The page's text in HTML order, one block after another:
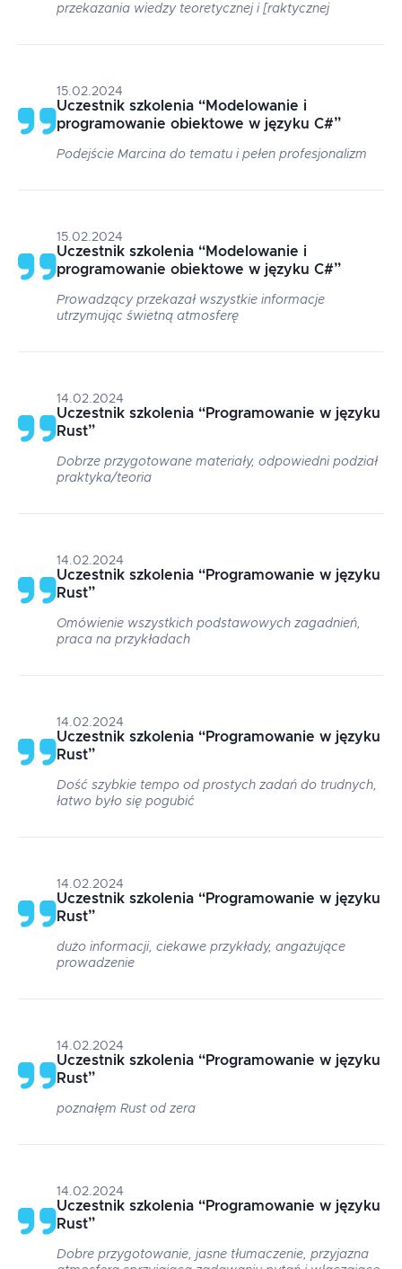
przekazania wiedzy teoretycznej i [raktycznej
15.02.2024
Uczestnik szkolenia “Modelowanie i
programowanie obiektowe w języku C#”
Podejście Marcina do tematu i pełen profesjonalizm
15.02.2024
Uczestnik szkolenia “Modelowanie i
programowanie obiektowe w języku C#”
Prowadzący przekazał wszystkie informacje
utrzymując świetną atmosferę
14.02.2024
Uczestnik szkolenia “Programowanie w języku
Rust”
Dobrze przygotowane materiały, odpowiedni podział
praktyka/teoria
14.02.2024
Uczestnik szkolenia “Programowanie w języku
Rust”
Omówienie wszystkich podstawowych zagadnień,
praca na przykładach
14.02.2024
Uczestnik szkolenia “Programowanie w języku
Rust”
Dość szybkie tempo od prostych zadań do trudnych,
łatwo było się pogubić
14.02.2024
Uczestnik szkolenia “Programowanie w języku
Rust”
dużo informacji, ciekawe przykłady, angażujące
prowadzenie
14.02.2024
Uczestnik szkolenia “Programowanie w języku
Rust”
poznałęm Rust od zera
14.02.2024
Uczestnik szkolenia “Programowanie w języku
Rust”
Dobre przygotowanie, jasne tłumaczenie, przyjazna